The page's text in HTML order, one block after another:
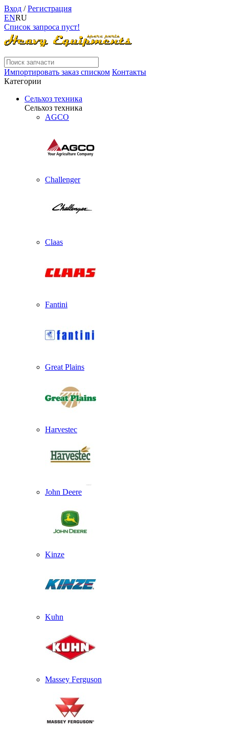
Вход /Регистрация
ENRU
Список запроса пуст!
Импортировать заказ списком Контакты
Категории
Сельхоз техника
Сельхоз техника
AGCO
Challenger
Claas
Fantini
Great Plains
Harvestec
John Deere
Kinze
Kuhn
Massey Ferguson